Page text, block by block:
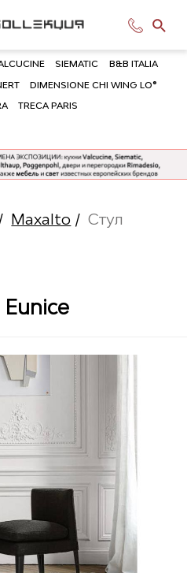
SIEMATIC B&B ITALIA
DIMENSIONE CHI WING LO®
TRECA PARIS
Maxalto /Стул
Eunice